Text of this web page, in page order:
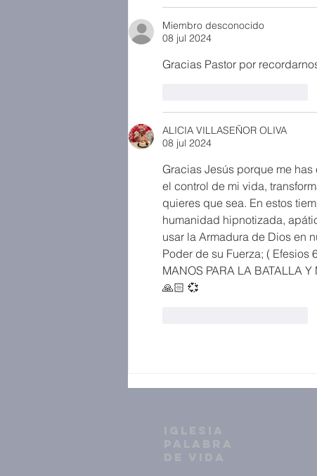
Miembro desconocido
08 jul 2024
Gracias Pastor por
ALICIA VILLASEÑOR OLIVA
08 jul 2024
Gracias Jesús porque me
el control de mi vida,
quieres que sea. En estos
humanidad hipnotizada,
usar la Armadura de Dios en
Poder de su Fuerza; ( Efesios
MANOS PARA LA BATALLA
🙏🏻 💞